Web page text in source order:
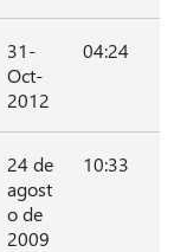
31-
Oct-
2012
04:24
24 de
agost
o de
2009
10:33